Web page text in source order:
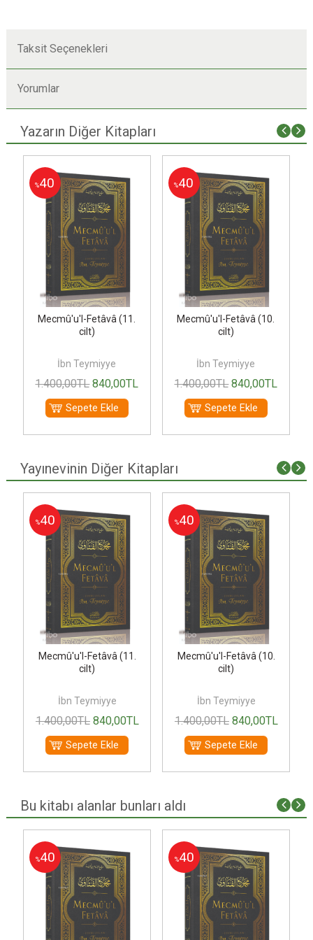
Taksit Seçenekleri
Yorumlar
Yazarın Diğer Kitapları
%40
Mecmû'u'l-Fetâvâ (11.
cilt)
İbn Teymiyye
1.400,00TL 840,00TL
Sepete Ekle
%40
Mecmû'u'l-Fetâvâ (10.
cilt)
İbn Teymiyye
1.400,00TL 840,00TL
Sepete Ekle
Yayınevinin Diğer Kitapları
%40
Mecmû'u'l-Fetâvâ (11.
cilt)
İbn Teymiyye
1.400,00TL 840,00TL
Sepete Ekle
%40
Mecmû'u'l-Fetâvâ (10.
cilt)
İbn Teymiyye
1.400,00TL 840,00TL
Sepete Ekle
Bu kitabı alanlar bunları aldı
%40 %40